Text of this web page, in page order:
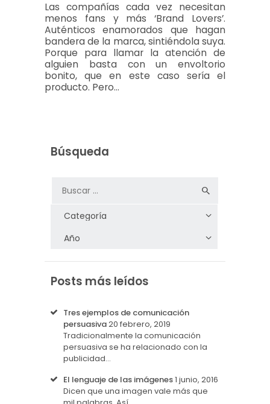
Las compañías cada vez necesitan
menos fans y más ‘Brand Lovers’.
Auténticos enamorados que hagan
bandera de la marca, sintiéndola suya.
Porque para llamar la atención de
alguien basta con un envoltorio
bonito, que en este caso sería el
producto. Pero…
Búsqueda
Posts más leídos
Tres ejemplos de comunicación
persuasiva20 febrero, 2019
Tradicionalmente la comunicación
persuasiva se ha relacionado con la
publicidad…
El lenguaje de las imágenes1 junio, 2016
Dicen que una imagen vale más que